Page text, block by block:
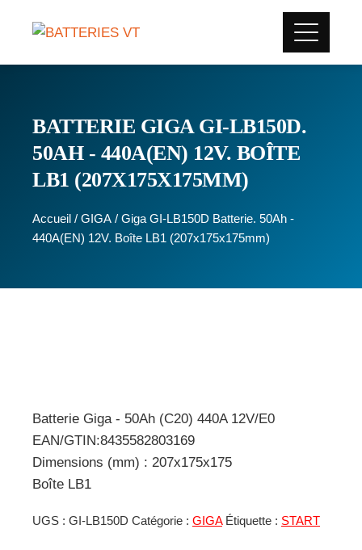
BATTERIE GIGA GI-LB150D.
50AH - 440A(EN) 12V. BOÎTE
LB1 (207X175X175MM)
Accueil / GIGA / Giga GI-LB150D Batterie. 50Ah -
440A(EN) 12V. Boîte LB1 (207x175x175mm)
Batterie Giga - 50Ah (C20) 440A 12V/E0
EAN/GTIN:8435582803169
Dimensions (mm) : 207x175x175
Boîte LB1
UGS : GI-LB150D Catégorie : GIGA Étiquette : START